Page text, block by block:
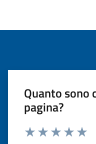
Quanto sono
pagina?
Valuta da 1 a 5 stelle la